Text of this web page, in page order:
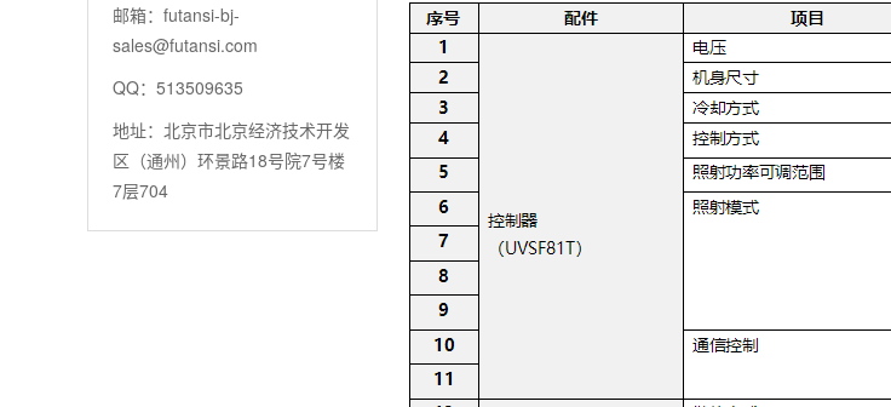
邮箱：futansi-bj-
sales@futansi.com
QQ：513509635
地址：北京市北京经济技术开发
区（通州）环景路18号院7号楼
7层704